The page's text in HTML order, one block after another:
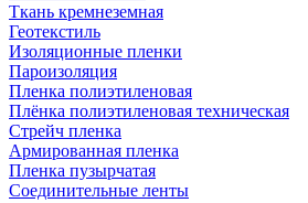
Ткань кремнеземная
Геотекстиль
Изоляционные пленки
Пароизоляция
Пленка полиэтиленовая
Плёнка полиэтиленовая техническая
Стрейч пленка
Армированная пленка
Пленка пузырчатая
Соединительные ленты